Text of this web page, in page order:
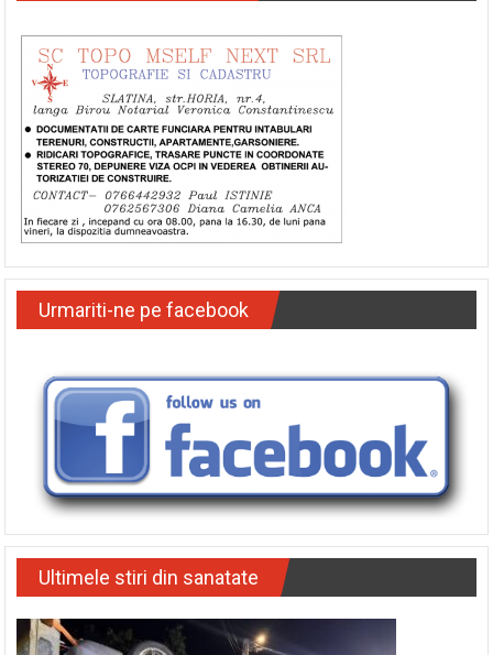
Urmariti-ne pe facebook
Ultimele stiri din sanatate